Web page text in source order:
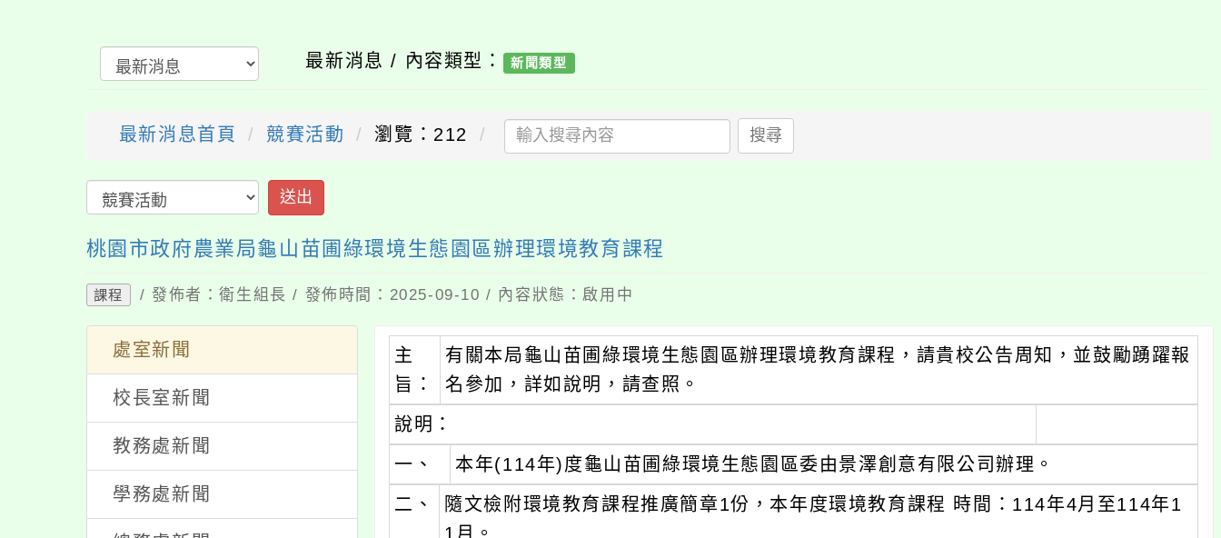
最新消息 / 內容類型： 新聞類型
最新消息首頁 競賽活動 瀏覽：212 搜尋
送出
桃園市政府農業局龜山苗圃綠環境生態園區辦理環境教育課程
課程 / 發佈者：衛生組長 / 發佈時間：2025-09-10 / 內容狀態：啟用中
處室新聞
校長室新聞
教務處新聞
學務處新聞
主
旨：
有關本局龜山苗圃綠環境生態園區辦理環境教育課程，請貴校公告周知，並鼓勵踴躍報
名參加，詳如說明，請查照。
說明：
一、
本年(114年)度龜山苗圃綠環境生態園區委由景澤創意有限公司辦理。
二、
隨文檢附環境教育課程推廣簡章1份，本年度環境教育課程 時間：114年4月至114年1
1月。